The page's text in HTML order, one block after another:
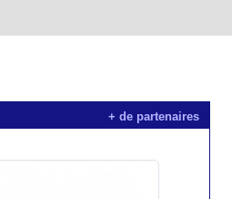
+ de partenaires